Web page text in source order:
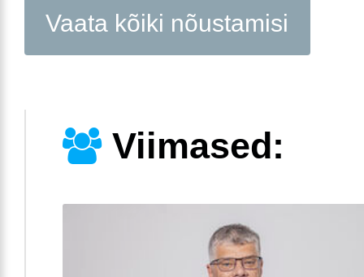
Vaata kõiki nõustamisi
Viimased: